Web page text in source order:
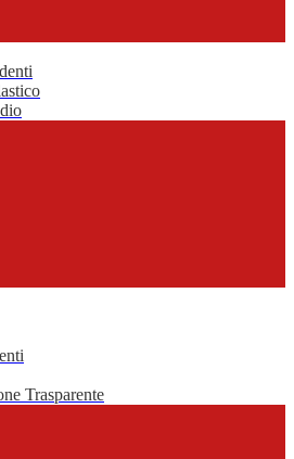
Trasparente